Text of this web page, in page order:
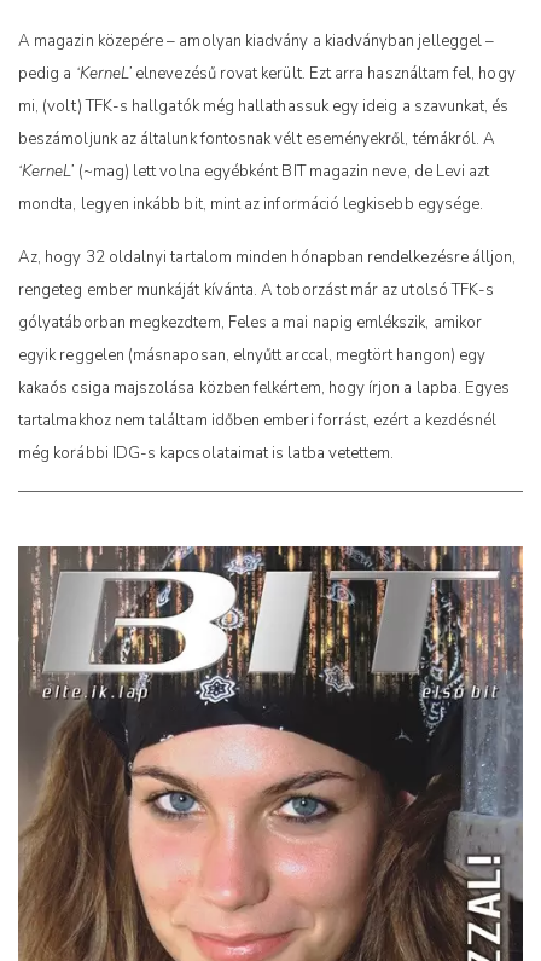
A magazin közepére – amolyan kiadvány a kiadványban jelleggel –
pedig a ‘KerneL’ elnevezésű rovat került. Ezt arra használtam fel, hogy
mi, (volt) TFK-s hallgatók még hallathassuk egy ideig a szavunkat, és
beszámoljunk az általunk fontosnak vélt eseményekről, témákról. A
‘KerneL’ (~mag) lett volna egyébként BIT magazin neve, de Levi azt
mondta, legyen inkább bit, mint az információ legkisebb egysége.
Az, hogy 32 oldalnyi tartalom minden hónapban rendelkezésre álljon,
rengeteg ember munkáját kívánta. A toborzást már az utolsó TFK-s
gólyatáborban megkezdtem, Feles a mai napig emlékszik, amikor
egyik reggelen (másnaposan, elnyűtt arccal, megtört hangon) egy
kakaós csiga majszolása közben felkértem, hogy írjon a lapba. Egyes
tartalmakhoz nem találtam időben emberi forrást, ezért a kezdésnél
még korábbi IDG-s kapcsolataimat is latba vetettem.